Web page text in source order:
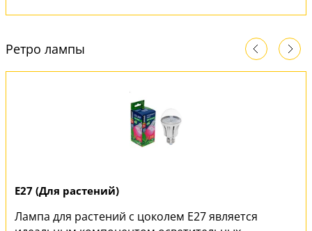
синего излучения, универсален при
взрослых, что делает эту лампу максимально
эффективной.
Ретро лампы
E27 (Для растений)
Лампа для растений с цоколем E27 является